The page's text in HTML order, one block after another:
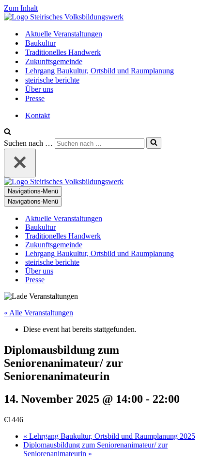
Zum Inhalt
Aktuelle Veranstaltungen
Baukultur
Traditionelles Handwerk
Zukunftsgemeinde
Lehrgang Baukultur, Ortsbild und Raumplanung
steirische berichte
Über uns
Presse
Kontakt
Suchen nach …
Navigations-Menü
Navigations-Menü
Aktuelle Veranstaltungen
Baukultur
Traditionelles Handwerk
Zukunftsgemeinde
Lehrgang Baukultur, Ortsbild und Raumplanung
steirische berichte
Über uns
Presse
« Alle Veranstaltungen
Diese event hat bereits stattgefunden.
Diplomausbildung zum
Seniorenanimateur/ zur
Seniorenanimateurin
14. November 2025 @ 14:00 - 22:00
€1446
« Lehrgang Baukultur, Ortsbild und Raumplanung 2025
Diplomausbildung zum Seniorenanimateur/ zur
Seniorenanimateurin »